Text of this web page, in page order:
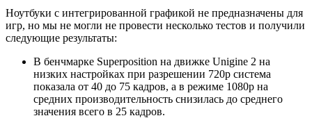
Ноутбуки с интегрированной графикой не предназначены для
игр, но мы не могли не провести несколько тестов и получили
следующие результаты:
В бенчмарке Superposition на движке Unigine 2 на
низких настройках при разрешении 720p система
показала от 40 до 75 кадров, а в режиме 1080p на
средних производительность снизилась до среднего
значения всего в 25 кадров.